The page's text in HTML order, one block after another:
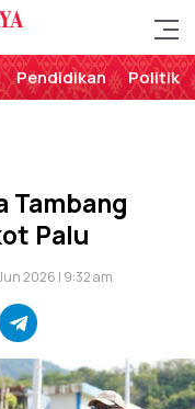
Pendidikan Politik
Tambang
Palu
2026 | 9:32 am